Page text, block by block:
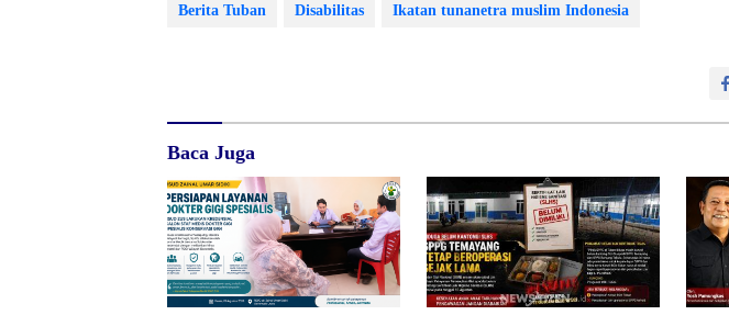
Berita Tuban Disabilitas Ikatan tunanetra muslim Indonesia
Baca Juga